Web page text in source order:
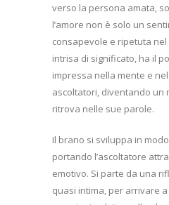
verso la persona amata,
l’amore non è solo un
consapevole e ripetuta nel
intrisa di significato, ha il
impressa nella mente e
ascoltatori, diventando un
ritrova nelle sue parole.
Il brano si sviluppa in
portando l’ascoltatore
emotivo. Si parte da una
quasi intima, per arrivare